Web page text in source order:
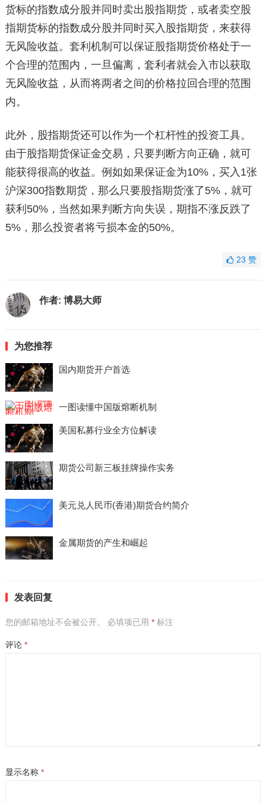
货标的指数成分股并同时卖出股指期货，或者卖空股
指期货标的指数成分股并同时买入股指期货，来获得
无风险收益。套利机制可以保证股指期货价格处于一
个合理的范围内，一旦偏离，套利者就会入市以获取
无风险收益，从而将两者之间的价格拉回合理的范围
内。
此外，股指期货还可以作为一个杠杆性的投资工具。
由于股指期货保证金交易，只要判断方向正确，就可
能获得很高的收益。例如如果保证金为10%，买入1张
沪深300指数期货，那么只要股指期货涨了5%，就可
获利50%，当然如果判断方向失误，期指不涨反跌了
5%，那么投资者将亏损本金的50%。
23赞
作者: 博易大师
为您推荐
国内期货开户首选
一图读懂中国版熔断机制
美国私募行业全方位解读
期货公司新三板挂牌操作实务
美元兑人民币(香港)期货合约简介
金属期货的产生和崛起
发表回复
您的邮箱地址不会被公开。 必填项已用 *标注
评论 *
显示名称 *